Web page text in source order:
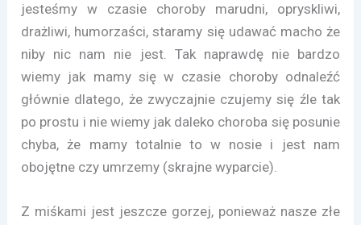
jesteśmy w czasie choroby marudni, opryskliwi,
drażliwi, humorzaści, staramy się udawać macho że
niby nic nam nie jest. Tak naprawdę nie bardzo
wiemy jak mamy się w czasie choroby odnaleźć
głównie dlatego, że zwyczajnie czujemy się źle tak
po prostu i nie wiemy jak daleko choroba się posunie
chyba, że mamy totalnie to w nosie i jest nam
obojętne czy umrzemy (skrajne wyparcie).
Z miśkami jest jeszcze gorzej, ponieważ nasze złe